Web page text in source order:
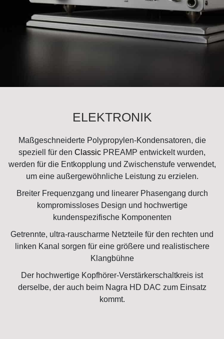
ELEKTRONIK
Maßgeschneiderte Polypropylen-Kondensatoren, die
speziell für den Classic PREAMP entwickelt wurden,
werden für die Entkopplung und Zwischenstufe verwendet,
um eine außergewöhnliche Leistung zu erzielen.
Breiter Frequenzgang und linearer Phasengang durch
kompromissloses Design und hochwertige
kundenspezifische Komponenten
Getrennte, ultra-rauscharme Netzteile für den rechten und
linken Kanal sorgen für eine größere und realistischere
Klangbühne
Der hochwertige Kopfhörer-Verstärkerschaltkreis ist
derselbe, der auch beim Nagra HD DAC zum Einsatz
kommt.